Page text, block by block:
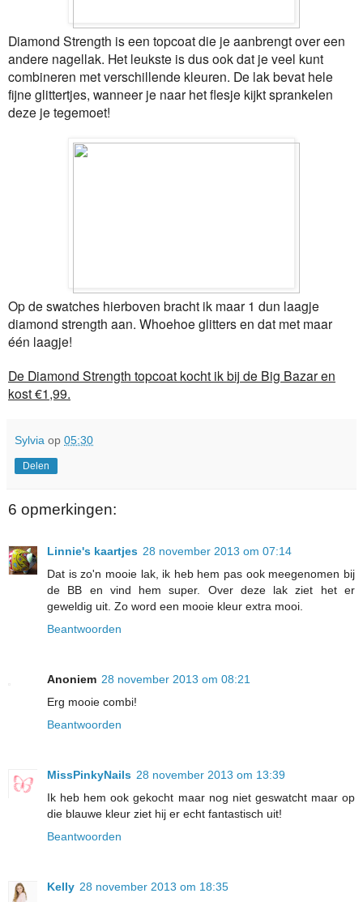
Diamond Strength is een topcoat die je aanbrengt over een
andere nagellak. Het leukste is dus ook dat je veel kunt
combineren met verschillende kleuren. De lak bevat hele
fijne glittertjes, wanneer je naar het flesje kijkt sprankelen
deze je tegemoet!
Op de swatches hierboven bracht ik maar 1 dun laagje
diamond strength aan. Whoehoe glitters en dat met maar
één laagje!
De Diamond Strength topcoat kocht ik bij de Big Bazar en
kost €1,99.
Sylvia op 05:30
Delen
6 opmerkingen:
Linnie's kaartjes 28 november 2013 om 07:14
Dat is zo'n mooie lak, ik heb hem pas ook meegenomen bij
de BB en vind hem super. Over deze lak ziet het er
geweldig uit. Zo word een mooie kleur extra mooi.
Beantwoorden
Anoniem 28 november 2013 om 08:21
Erg mooie combi!
Beantwoorden
MissPinkyNails 28 november 2013 om 13:39
Ik heb hem ook gekocht maar nog niet geswatcht maar op
die blauwe kleur ziet hij er echt fantastisch uit!
Beantwoorden
Kelly 28 november 2013 om 18:35